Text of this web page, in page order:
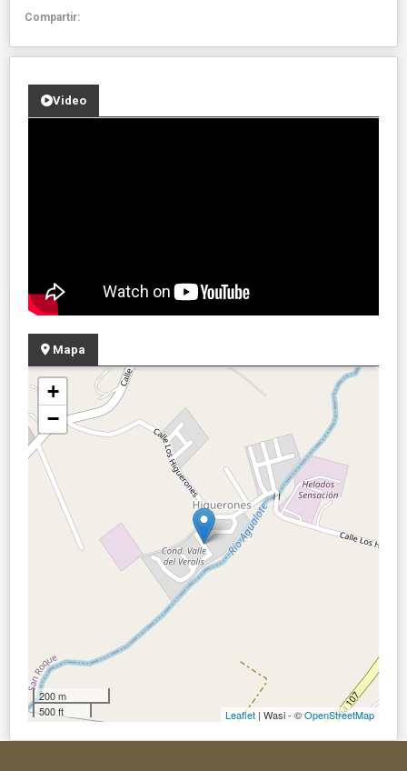
Compartir:
Video
Mapa
+
−
200 m
500 ft
Leaflet | Wasi - ©OpenStreetMap